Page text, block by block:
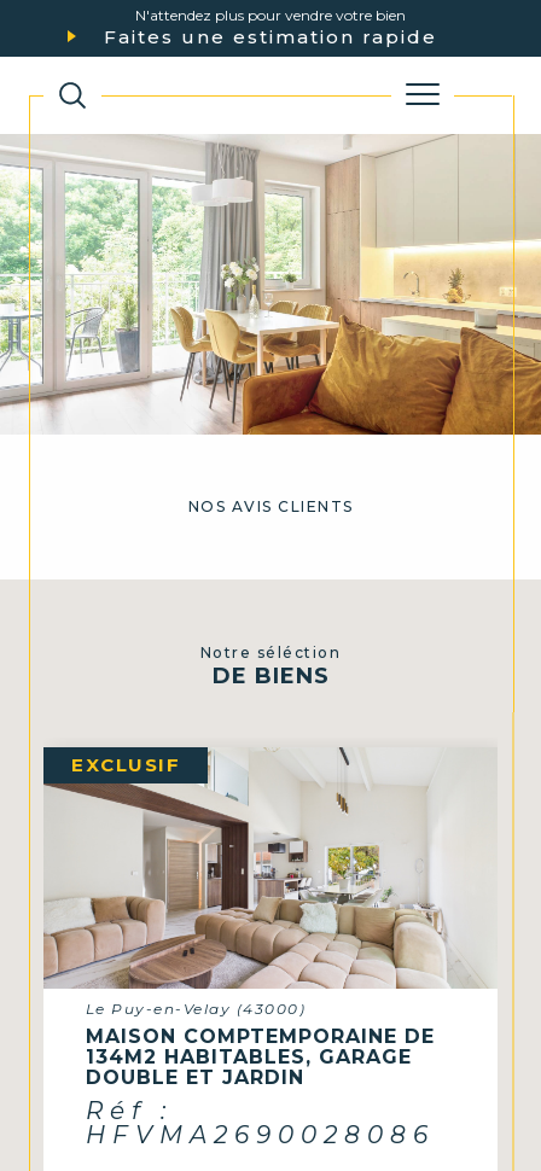
N'attendez plus pour vendre votre bien
Faites une estimation rapide
NOS AVIS CLIENTS
Notre séléction
DE BIENS
VENDU
Le Puy-en-Velay (43000)
APPARTEMENT T3 CENTRE-
VILLE TERRASSE ET PARKING
Réf :
GLVAP3430028803